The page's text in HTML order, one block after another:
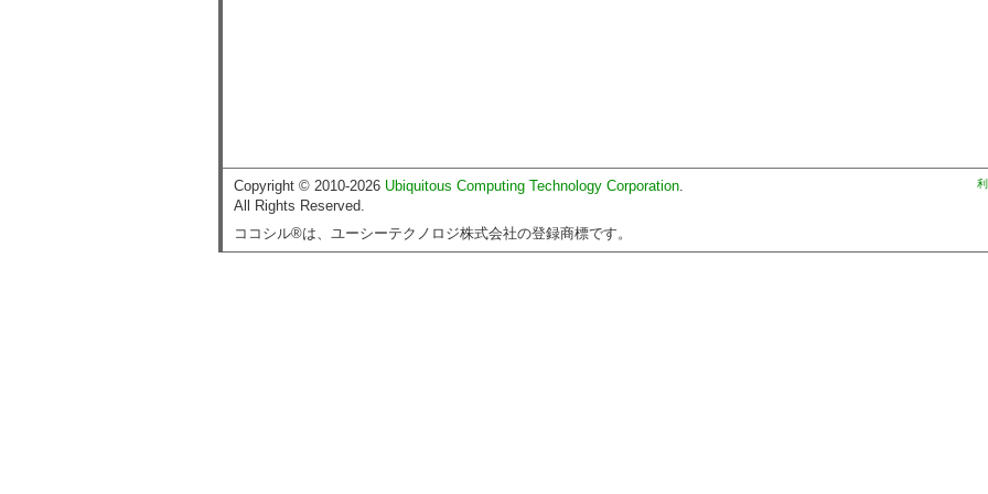
Copyright © 2010-2026 Ubiquitous Computing Technology Corporation.
All Rights Reserved.
ココシル®は、ユーシーテクノロジ株式会社の登録商標です。